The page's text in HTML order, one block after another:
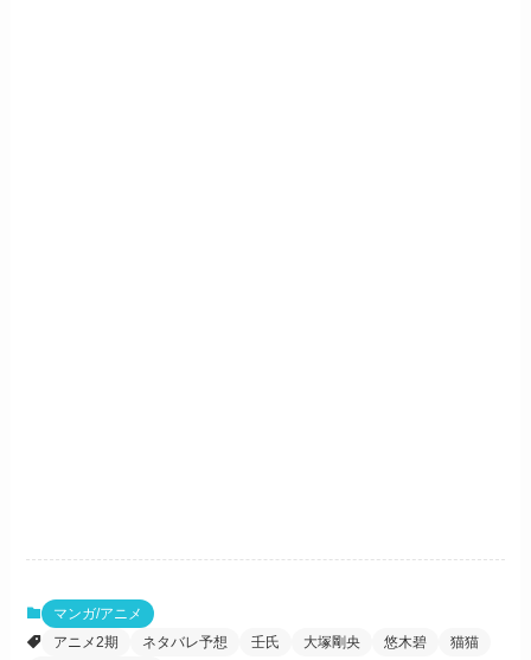
マンガ/アニメ
アニメ2期
ネタバレ予想 壬氏 大塚剛央 悠木碧
猫猫